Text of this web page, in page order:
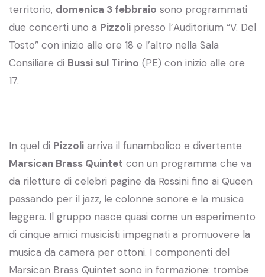
territorio, domenica 3 febbraio sono programmati
due concerti uno a Pizzoli presso l’Auditorium “V. Del
Tosto” con inizio alle ore 18 e l’altro nella Sala
Consiliare di Bussi sul Tirino (PE) con inizio alle ore
17.
In quel di Pizzoli arriva il funambolico e divertente
Marsican Brass Quintet con un programma che va
da riletture di celebri pagine da Rossini fino ai Queen
passando per il jazz, le colonne sonore e la musica
leggera. Il gruppo nasce quasi come un esperimento
di cinque amici musicisti impegnati a promuovere la
musica da camera per ottoni. I componenti del
Marsican Brass Quintet sono in formazione: trombe